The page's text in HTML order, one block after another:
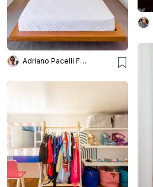
Adriano Pacelli Fotografia de Arquitetura